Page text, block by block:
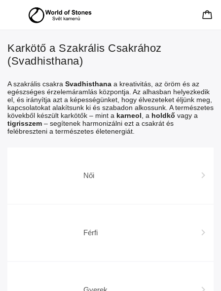
Karkötő a Szakrális Csakrához
(Svadhisthana)
A szakrális csakra Svadhisthana a kreativitás, az öröm és az
egészséges érzelemáramlás központja. Az alhasban helyezkedik
el, és irányítja azt a képességünket, hogy élvezeteket éljünk meg,
kapcsolatokat alakítsunk ki és szabadon alkossunk. A természetes
kövekből készült karkötők – mint a karneol , a holdkő vagy a
tigrisszem – segítenek harmonizálni ezt a csakrát és
felébreszteni a természetes életenergiát.
Női
Férfi